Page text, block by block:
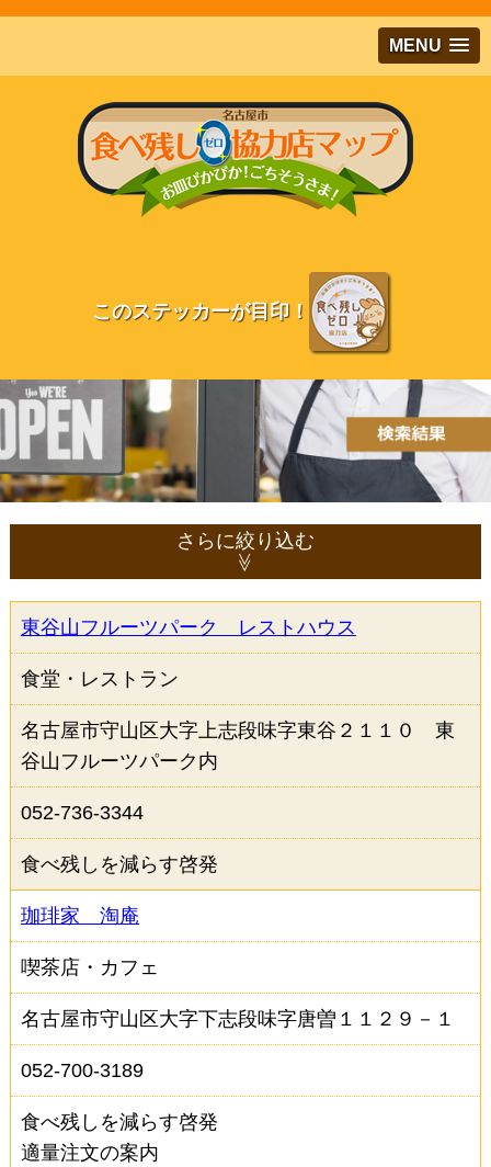
MENU
このステッカーが目印！
さらに絞り込む
ジャンルから選択（複数選択可）
居酒屋 和食
寿司
鍋物
焼肉・鉄板焼き
うなぎ
洋食
イタリアン・フレンチ
ラーメン
カレー
アジア・エスニック
ファミリーレストラン
ファーストフード
喫茶店・カフェ
ホテル・旅館
その他
取組みから選択（複数選択可）
東谷山フルーツパーク レストハウス
食堂・レストラン
名古屋市守山区大字上志段味字東谷２１１０ 東
谷山フルーツパーク内
052-736-3344
食べ残しを減らす啓発
珈琲家 淘庵
喫茶店・カフェ
名古屋市守山区大字下志段味字唐曽１１２９－１
052-700-3189
食べ残しを減らす啓発
適量注文の案内